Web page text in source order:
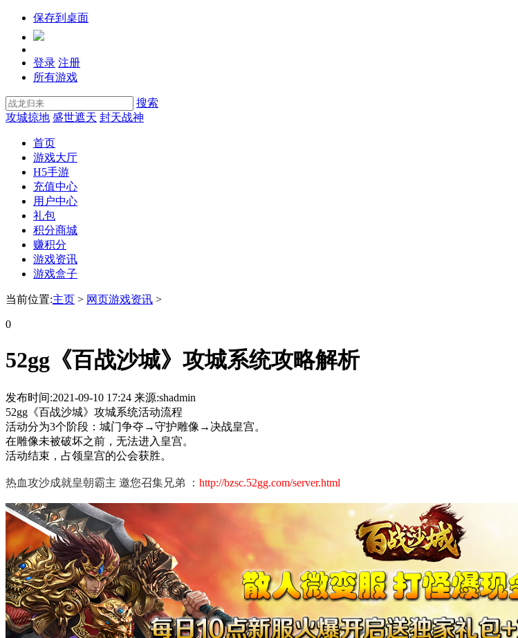
保存到桌面
登录 注册
所有游戏
搜索
攻城掠地 盛世遮天 封天战神
首页
游戏大厅
H5手游
充值中心
用户中心
礼包
积分商城
赚积分
游戏资讯
游戏盒子
当前位置:主页 > 网页游戏资讯 >
0
52gg《百战沙城》攻城系统攻略解析
发布时间:2021-09-10 17:24 来源:shadmin
52gg《百战沙城》攻城系统活动流程
活动分为3个阶段：城门争夺→守护雕像→决战皇宫。
在雕像未被破坏之前，无法进入皇宫。
活动结束，占领皇宫的公会获胜。
热血攻沙成就皇朝霸主 邀您召集兄弟 ： http://bzsc.52gg.com/server.html